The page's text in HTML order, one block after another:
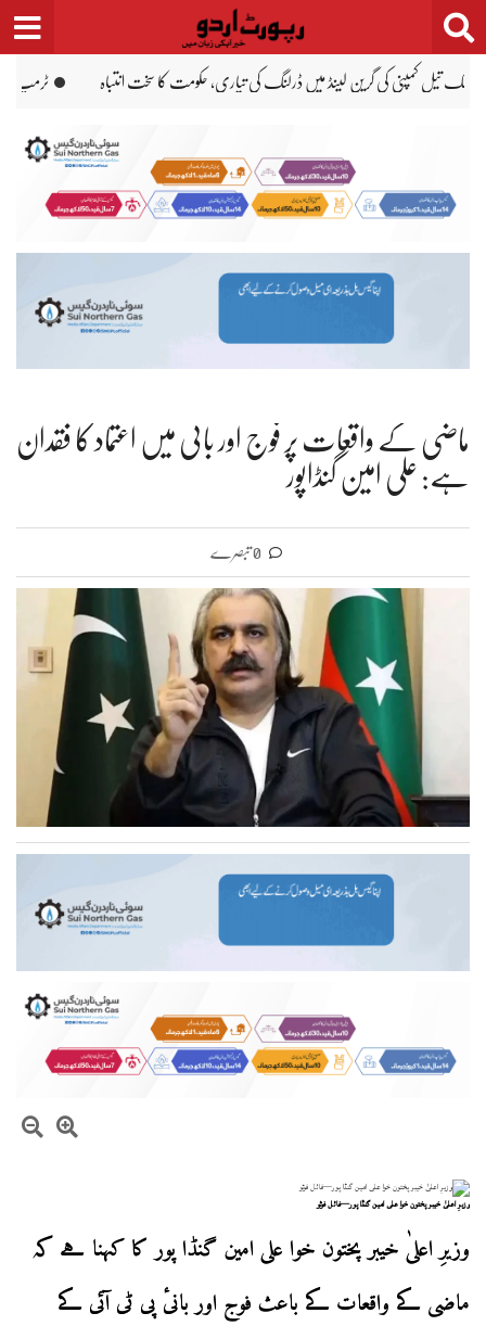
Skip
to
content
3 ارب ڈالر سرمایہ کاری کا اعلان حسینہ واجد نے نئی دہلی میں
ماضی کے واقعات پر فوج اور بانی میں اعتماد کا فقدان
ہے: علی امین گنڈاپور
0 تبصرے
وزیرِ اعلیٰ خیبر پختون خوا علی امین گنڈا پور—فائل فوٹو
وزیرِ اعلیٰ خیبر پختون خوا علی امین گنڈا پور کا کہنا ہے کہ
ماضی کے واقعات کے باعث فوج اور بانیٔ پی ٹی آئی کے